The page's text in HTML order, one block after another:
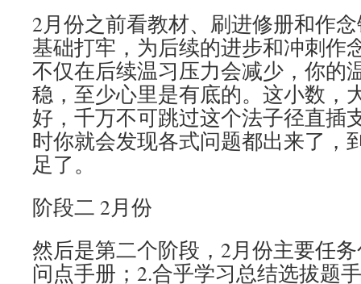
2月份之前看教材、刷进修册和作
基础打牢，为后续的进步和冲刺作
不仅在后续温习压力会减少，你的
稳，至少心里是有底的。这小数，
好，千万不可跳过这个法子径直插
时你就会发现各式问题都出来了，
足了。
阶段二 2月份
然后是第二个阶段，2月份主要任
问点手册；2.合乎学习总结选拔题